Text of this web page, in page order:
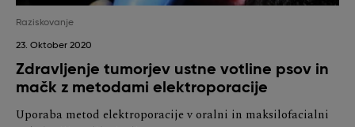
Raziskovanje
23. Oktober 2020
Zdravljenje tumorjev ustne votline psov in
mačk z metodami elektroporacije
Uporaba metod elektroporacije v oralni in maksilofacialni